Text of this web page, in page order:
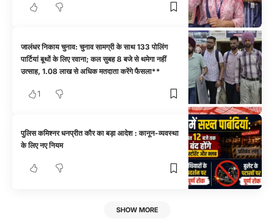
जालंधर निकाय चुनाव: चुनाव सामग्री के साथ 133 पोलिंग
पार्टियां बूथों के लिए रवाना; कल सुबह 8 बजे से थमेगा नहीं
उत्साह, 1.08 लाख से अधिक मतदाता करेंगे फैसला**
1
पुलिस कमिश्नर धनप्रीत कौर का बड़ा आदेश : कानून-व्यवस्था
के लिए नए नियम
SHOW MORE